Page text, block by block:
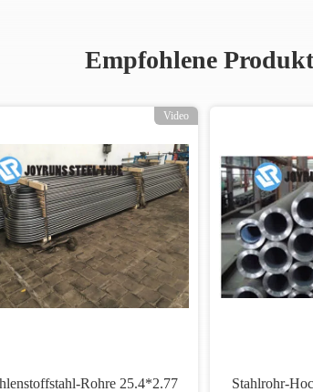
Empfohlene
Video
Rohre 25.4*2.77
Stahlrohr-